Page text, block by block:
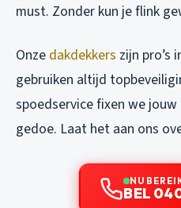
must. Zonder kun je flink
Onze dakdekkers zijn pro’s
gebruiken altijd
spoedservice fixen we
gedoe. Laat het aan ons
NU
BEL